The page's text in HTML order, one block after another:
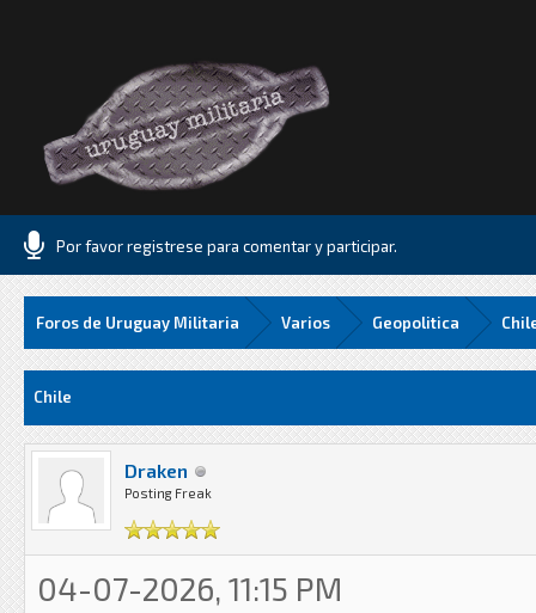
Por favor registrese para comentar y participar.
Foros de Uruguay Militaria Varios Geopolitica
MediaChile
Draken
Posting Freak
04-07-2026, 11:15 PM